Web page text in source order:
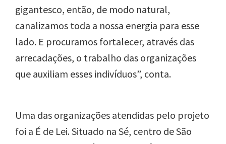
gigantesco, então, de modo natural,
canalizamos toda a nossa energia para esse
lado. E procuramos fortalecer, através das
arrecadações, o trabalho das organizações
que auxiliam esses indivíduos”, conta.
Uma das organizações atendidas pelo projeto
foi a É de Lei. Situado na Sé, centro de São